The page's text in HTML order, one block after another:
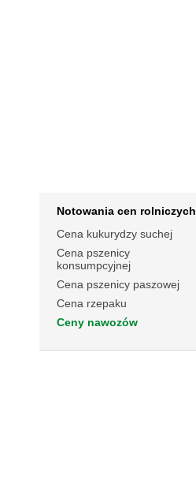
Notowania cen rolniczych
Cena kukurydzy suchej
Cena pszenicy
konsumpcyjnej
Cena pszenicy paszowej
Cena rzepaku
Ceny nawozów